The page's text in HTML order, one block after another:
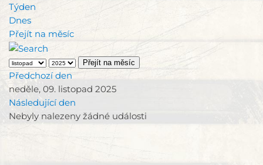
Týden
Dnes
Přejít na měsíc
Přejít na měsíc
Předchozí den
neděle, 09. listopad 2025
Následující den
Nebyly nalezeny žádné události